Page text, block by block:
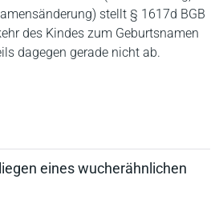
stellt § 1617d BGB
des Kindes zum Geburtsnamen
dagegen gerade nicht ab.
eines wucherähnlichen